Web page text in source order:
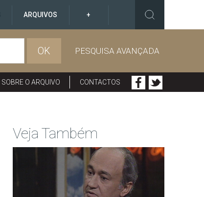
ARQUIVOS +
OK PESQUISA AVANÇADA
SOBRE O ARQUIVO CONTACTOS
Veja Também